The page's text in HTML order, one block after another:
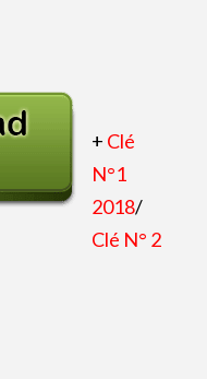
+ Clé
N°1
2018/
Clé N° 2